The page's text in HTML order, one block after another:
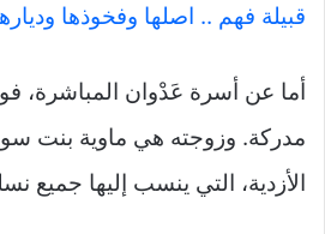
قبيلة فهم .. اصلها وفخوذها
أما عن أسرة عَدْوان المباشرة،
مدركة. وزوجته هي ماوية بنت
الأزدية، التي ينسب إليها جميع